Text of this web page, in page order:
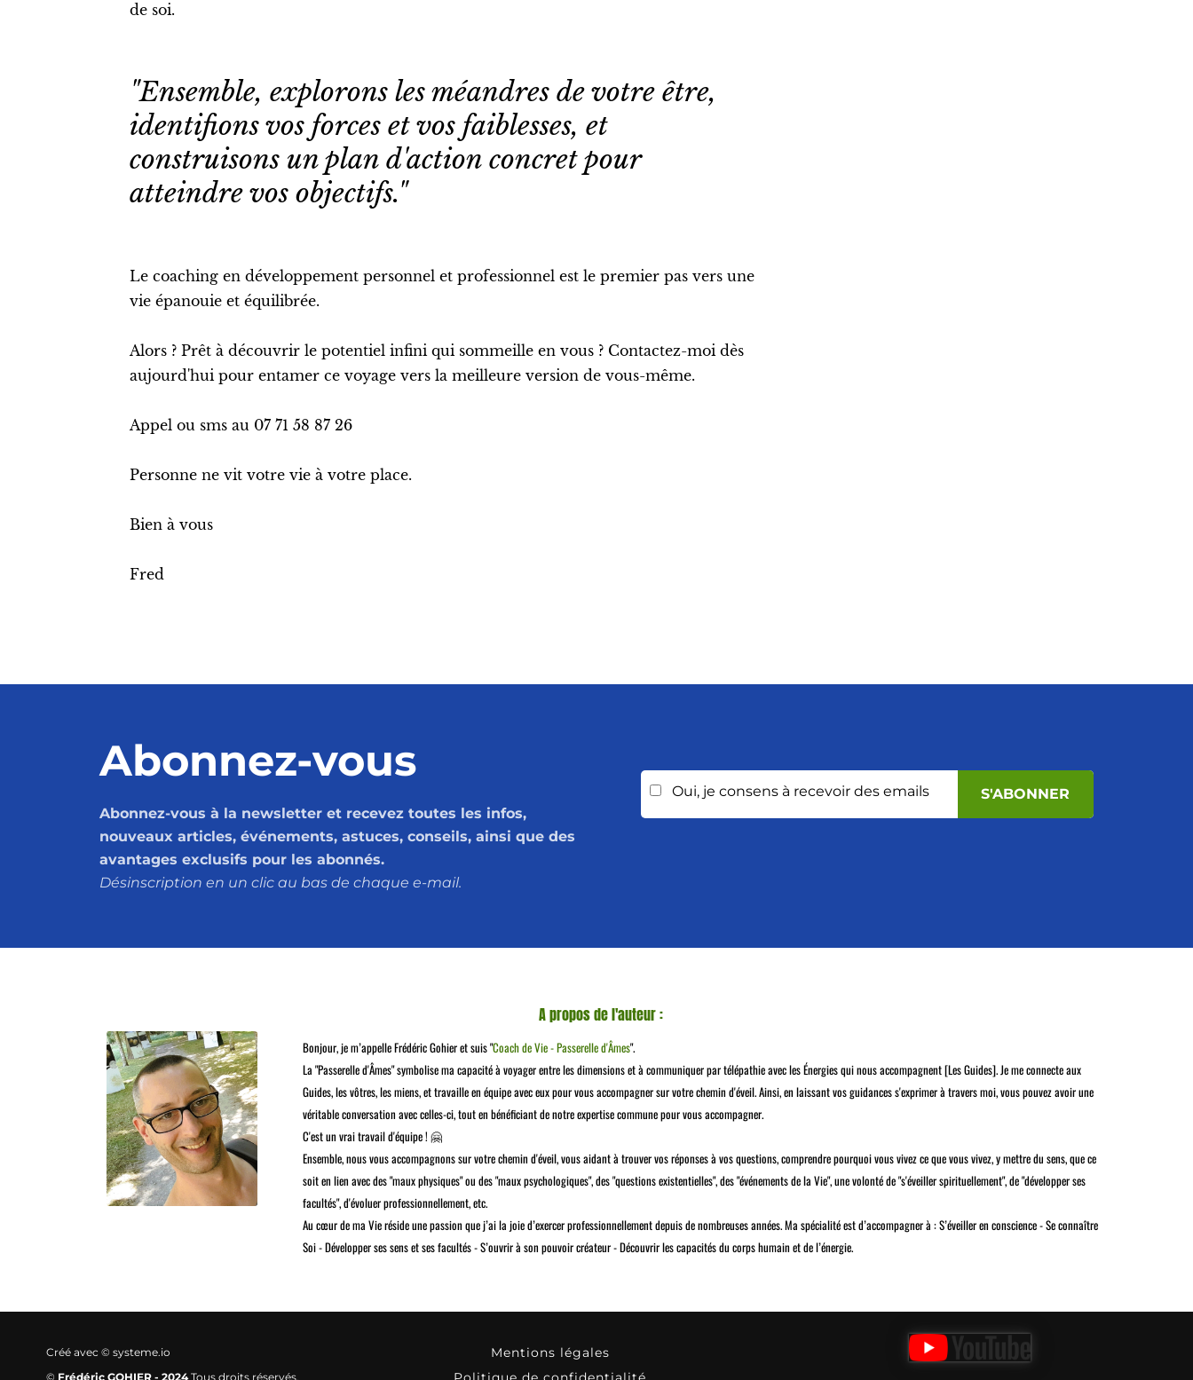
de soi.
"Ensemble, explorons les méandres de votre être,
identifions vos forces et vos faiblesses, et
construisons un plan d'action concret pour
atteindre vos objectifs."
Le coaching en développement personnel et professionnel est le premier pas vers une
vie épanouie et équilibrée.
Alors ? Prêt à découvrir le potentiel infini qui sommeille en vous ? Contactez-moi dès
aujourd'hui pour entamer ce voyage vers la meilleure version de vous-même.
Appel ou sms au 07 71 58 87 26
Personne ne vit votre vie à votre place.
Bien à vous
Fred
Abonnez-vous
Abonnez-vous à la newsletter et recevez toutes les infos,
nouveaux articles, événements, astuces, conseils, ainsi que des
avantages exclusifs pour les abonnés.
Désinscription en un clic au bas de chaque e-mail.
Oui, je consens à recevoir des emails S'ABONNER
A propos de l'auteur :
Bonjour, je m’appelle Frédéric Gohier et suis "Coach de Vie - Passerelle d'Âmes".
La "Passerelle d'Âmes" symbolise ma capacité à voyager entre les dimensions et à communiquer par télépathie avec les Énergies qui nous accompagnent [Les Guides]. Je me connecte aux
Guides, les vôtres, les miens, et travaille en équipe avec eux pour vous accompagner sur votre chemin d'éveil. Ainsi, en laissant vos guidances s'exprimer à travers moi, vous pouvez avoir une
véritable conversation avec celles-ci, tout en bénéficiant de notre expertise commune pour vous accompagner.
C'est un vrai travail d'équipe ! 🤗​
Ensemble, nous vous accompagnons sur votre chemin d'éveil, vous aidant à trouver vos réponses à vos questions, comprendre pourquoi vous vivez ce que vous vivez, y mettre du sens, que ce
soit en lien avec des "maux physiques" ou des "maux psychologiques", des "questions existentielles", des "événements de la Vie", une volonté de "s'éveiller spirituellement", de "développer ses
facultés", d'évoluer professionnellement, etc.
Au cœur de ma Vie réside une passion que j’ai la joie d’exercer professionnellement depuis de nombreuses années. Ma spécialité est d’accompagner à : S’éveiller en conscience - Se connaître
Soi - Développer ses sens et ses facultés - S’ouvrir à son pouvoir créateur - Découvrir les capacités du corps humain et de l’énergie.
Créé avec © systeme.io
© Frédéric GOHIER - 2024Tous droits réservés.
Mentions légales